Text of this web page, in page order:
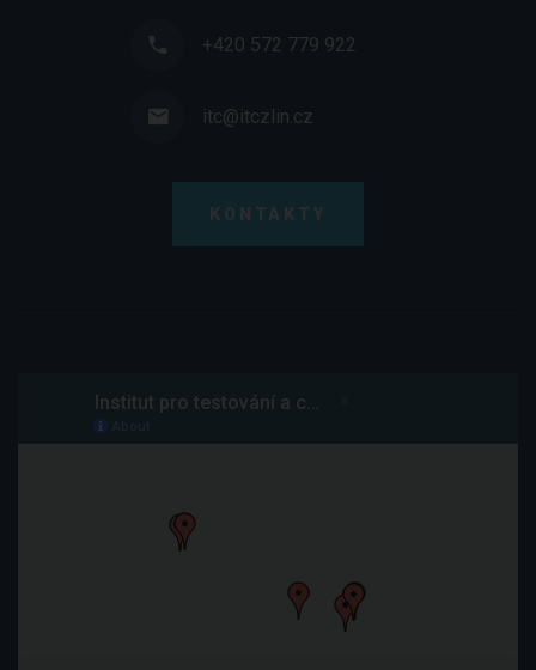
+420 572 779 922
itc@itczlin.cz
KONTAKTY